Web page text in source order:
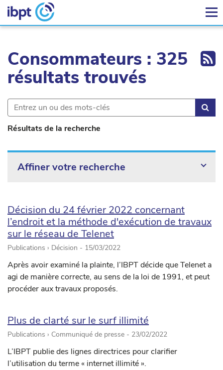
Consommateurs : 325
résultats trouvés
Résultats de la recherche
Affiner votre recherche
Décision du 24 février 2022 concernant
l’endroit et la méthode d'exécution de travaux
sur le réseau de Telenet
Publications › Décision - 15/03/2022
Après avoir examiné la plainte, l’IBPT décide que Telenet a
agi de manière correcte, au sens de la loi de 1991, et peut
procéder aux travaux proposés.
Plus de clarté sur le surf illimité
Publications › Communiqué de presse - 23/02/2022
L’IBPT publie des lignes directrices pour clarifier
l’utilisation du terme « internet illimité ».